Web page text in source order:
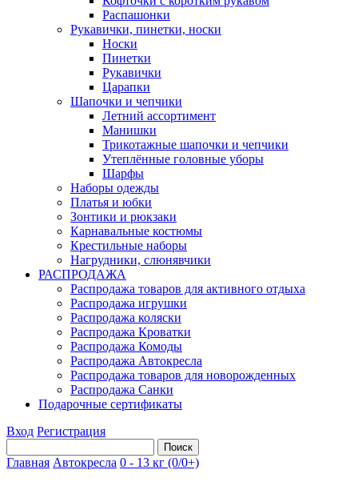
Распашонки
Рукавички, пинетки, носки
Носки
Пинетки
Рукавички
Царапки
Шапочки и чепчики
Летний ассортимент
Манишки
Трикотажные шапочки и чепчики
Утеплённые головные уборы
Шарфы
Наборы одежды
Платья и юбки
Зонтики и рюкзаки
Карнавальные костюмы
Крестильные наборы
Нагрудники, слюнявчики
РАСПРОДАЖА
Распродажа товаров для активного отдыха
Распродажа игрушки
Распродажа коляски
Распродажа Кроватки
Распродажа Комоды
Распродажа Автокресла
Распродажа товаров для новорожденных
Распродажа Санки
Подарочные сертификаты
Вход Регистрация
Главная Автокресла 0 - 13 кг (0/0+)